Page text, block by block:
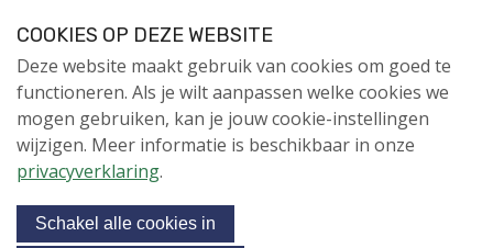
Contactpersoon
i
Menu
NIEUWS
NAPNIEUWS
NIEUWSARCHIEF
COOKIES OP DEZE WEBSITE
Deze website maakt gebruik van cookies om goed te
functioneren. Als je wilt aanpassen welke cookies we
mogen gebruiken, kan je jouw cookie-instellingen
wijzigen. Meer informatie is beschikbaar in onze
privacyverklaring.
Schakel alle cookies in